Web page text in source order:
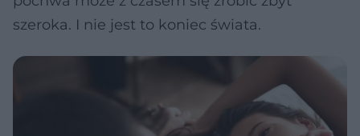
szeroka. I nie jest to koniec świata.